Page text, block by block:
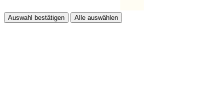
Auswahl bestätigen Alle auswählen